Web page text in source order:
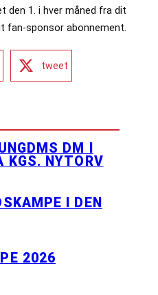
den 1. i hver måned fra dit
fan-sponsor abonnement.
tweet
DM I
KGS. NYTORV
I DEN
2026